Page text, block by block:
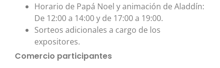
Horario de Papá Noel y animación de Aladdín:
De 12:00 a 14:00 y de 17:00 a 19:00.
Sorteos adicionales a cargo de los
expositores.
Comercio participantes